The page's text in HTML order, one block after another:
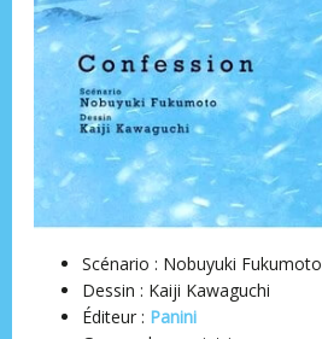
Scénario : Nobuyuki Fukumoto
Dessin : Kaiji Kawaguchi
Éditeur ‏: Panini